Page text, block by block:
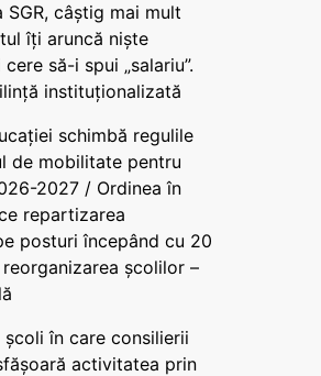
SGR, câștig mai mult
îți aruncă niște
să-i spui „salariu”.
instituționalizată
schimbă regulile
de mobilitate pentru
2027 / Ordinea în
repartizarea
posturi începând cu 20
școlilor –
școli în care consilierii
activitatea prin